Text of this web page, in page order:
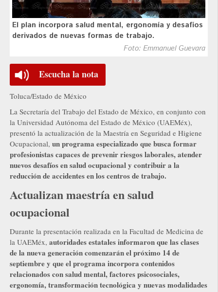
El plan incorpora salud mental, ergonomía y desafíos
derivados de nuevas formas de trabajo.
Foto: Emmanuel Guevara
Escucha la nota
Toluca/Estado de México
La Secretaría del Trabajo del Estado de México, en conjunto con
la Universidad Autónoma del Estado de México (UAEMéx),
presentó la actualización de la Maestría en Seguridad e Higiene
Ocupacional, un programa especializado que busca formar
profesionistas capaces de prevenir riesgos laborales, atender
nuevos desafíos en salud ocupacional y contribuir a la
reducción de accidentes en los centros de trabajo.
Actualizan maestría en salud
ocupacional
Durante la presentación realizada en la Facultad de Medicina de
la UAEMéx, autoridades estatales informaron que las clases
de la nueva generación comenzarán el próximo 14 de
septiembre y que el programa incorpora contenidos
relacionados con salud mental, factores psicosociales,
ergonomía, transformación tecnológica y nuevas modalidades